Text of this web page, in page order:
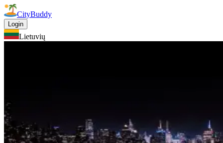
CityBuddy
Login
Lietuvių